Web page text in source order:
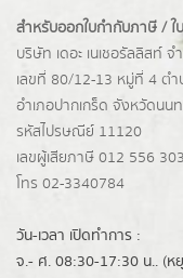
สำหรับออกใบกำกับภาษี / ใ
บริษัท เดอะ เนเชอรัลลิสท์
เลขที่ 80/12-13 หมู่ที่ 4 ต
อำเภอปากเกร็ด จังหวัดนน
รหัสไปรษณีย์ 11120
เลขผู้เสียภาษี 012 556
โทร 02-3340784
วัน-เวลา เปิดทำการ :
จ.- ศ. 08:30-17:30 น.. (ห